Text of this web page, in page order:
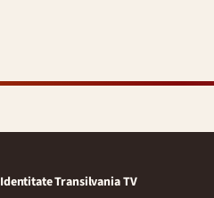
Identitate Transilvania TV